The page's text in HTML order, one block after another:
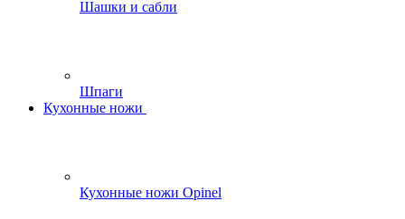
Шашки и сабли
Шпаги
Кухонные ножи
Кухонные ножи Opinel